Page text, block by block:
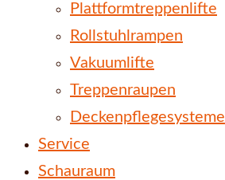
Plattformtreppenlifte
Rollstuhlrampen
Vakuumlifte
Treppenraupen
Deckenpflegesysteme
Service
Schauraum